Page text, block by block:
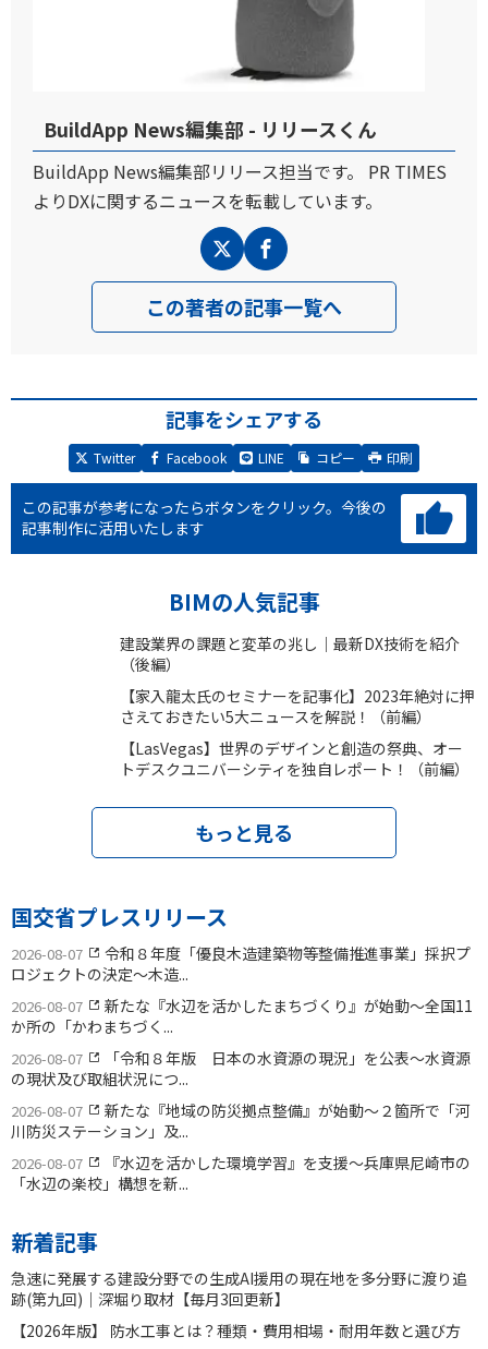
BuildApp News編集部 - リリースくん
BuildApp News編集部リリース担当です。 PR TIMES
よりDXに関するニュースを転載しています。
この著者の記事一覧へ
記事をシェアする
Twitter Facebook LINE コピー 印刷
この記事が参考になったらボタンをクリック。 今後の
記事制作に活用いたします
BIMの人気記事
建設業界の課題と変革の兆し｜最新DX技術を紹介
（後編）
【家入龍太氏のセミナーを記事化】2023年絶対に押
さえておきたい5大ニュースを解説！（前編）
【LasVegas】世界のデザインと創造の祭典、オー
トデスクユニバーシティを独自レポート！（前編）
もっと見る
国交省プレスリリース
2026-08-07
令和８年度「優良木造建築物等整備推進事業」採択プ
ロジェクトの決定〜木造...
2026-08-07
新たな『水辺を活かしたまちづくり』が始動〜全国11
か所の「かわまちづく...
2026-08-07
「令和８年版 日本の水資源の現況」を公表〜水資源
の現状及び取組状況につ...
2026-08-07
新たな『地域の防災拠点整備』が始動〜２箇所で「河
川防災ステーション」及...
2026-08-07
『水辺を活かした環境学習』を支援〜兵庫県尼崎市の
「水辺の楽校」構想を新...
新着記事
急速に発展する建設分野での生成AI援用の現在地を多分野に渡り追
跡(第九回)｜深堀り取材【毎月3回更新】
【2026年版】 防水工事とは？種類・費用相場・耐用年数と選び方